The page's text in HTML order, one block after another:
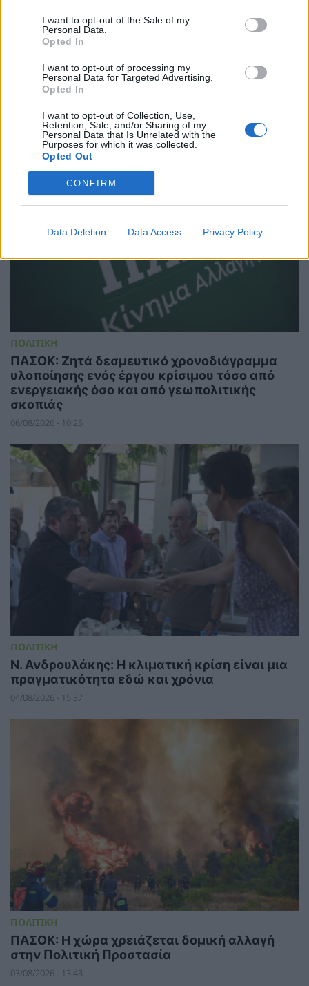
I want to opt-out of the Sale of my
Personal Data.
Opted In
I want to opt-out of processing my
Personal Data for Targeted Advertising.
Opted In
I want to opt-out of Collection, Use,
Retention, Sale, and/or Sharing of my
Personal Data that Is Unrelated with the
Purposes for which it was collected.
Opted Out
CONFIRM
Data Deletion Data Access Privacy Policy
ΠΟΛΙΤΙΚΗ
Μακεδονία στους μόνιμους διορισμούς
εκπαιδευτικών – Πήγε “περίπατο” η Ρήτρα
06/08/2026 - 13:25
ΠΟΛΙΤΙΚΗ
ΠΑΣΟΚ: Ζητά δεσμευτικό χρονοδιάγραμμα
υλοποίησης ενός έργου κρίσιμου τόσο από
ενεργειακής όσο και από γεωπολιτικής
σκοπιάς
06/08/2026 - 10:25
ΠΟΛΙΤΙΚΗ
Ν. Ανδρουλάκης: Η κλιματική κρίση είναι μια
πραγματικότητα εδώ και χρόνια
04/08/2026 - 15:37
ΠΟΛΙΤΙΚΗ
ΠΑΣΟΚ: Η χώρα χρειάζεται δομική αλλαγή
στην Πολιτική Προστασία
03/08/2026 - 13:43